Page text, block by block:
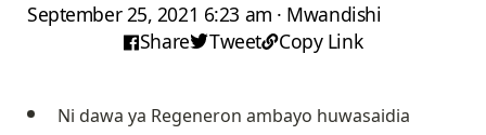
September 25, 2021 6:23 am · Mwandishi
Share
Tweet Copy Link
Ni dawa ya Regeneron ambayo huwasaidia